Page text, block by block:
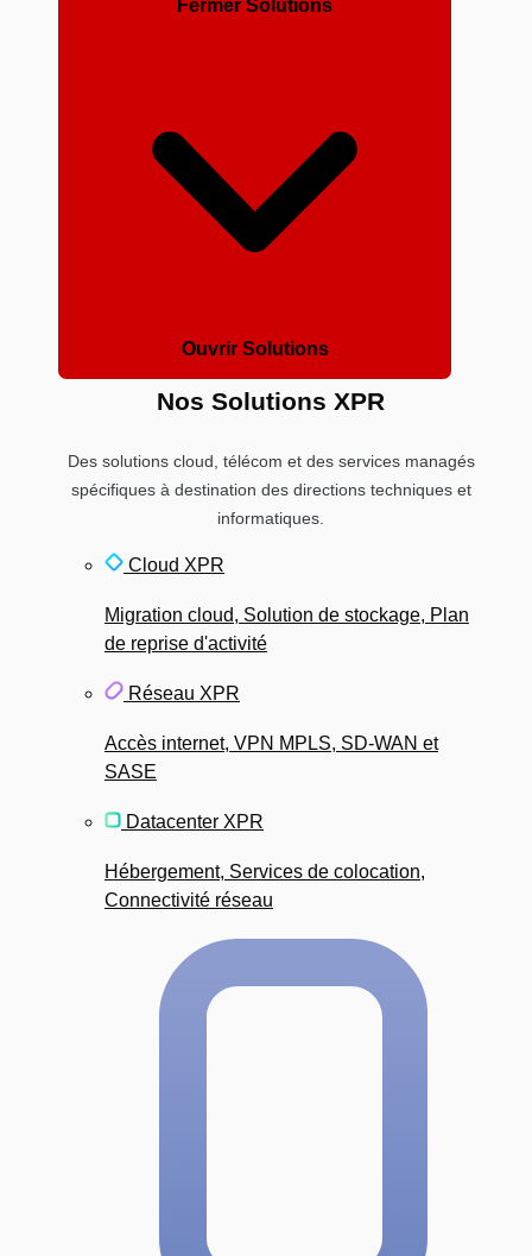
Fermer Solutions
Ouvrir Solutions
Nos Solutions XPR
Des solutions cloud, télécom et des services managés
spécifiques à destination des directions techniques et
informatiques.
Cloud XPR
Migration cloud, Solution de stockage, Plan
de reprise d'activité
Réseau XPR
Accès internet, VPN MPLS, SD-WAN et
SASE
Datacenter XPR
Hébergement, Services de colocation,
Connectivité réseau